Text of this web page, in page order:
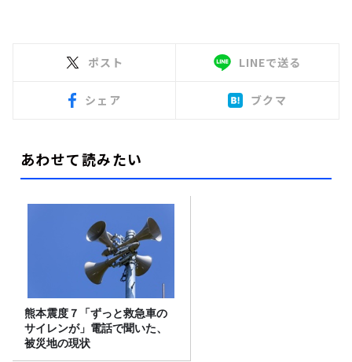
ポスト LINEで送る
シェア ブクマ
あわせて読みたい
熊本震度７「ずっと救急車の
サイレンが」電話で聞いた、
被災地の現状